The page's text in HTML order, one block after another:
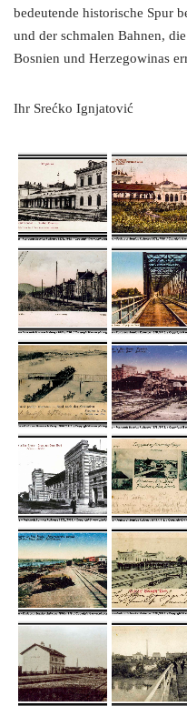
bedeutende historische Spur
und der schmalen Bahnen,
Bosnien und Herzegowinas
Ihr Srećko Ignjatović